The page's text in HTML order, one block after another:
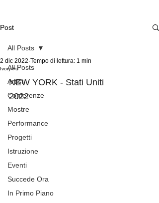
Post
All Posts
Artisti
Conferenze
Mostre
Performance
Progetti
Istruzione
Eventi
Succede Ora
In Primo Piano
All Posts
Ivory Fu
2 dic 2022 Tempo di lettura: 1 min
NEW YORK - Stati Uniti
2022